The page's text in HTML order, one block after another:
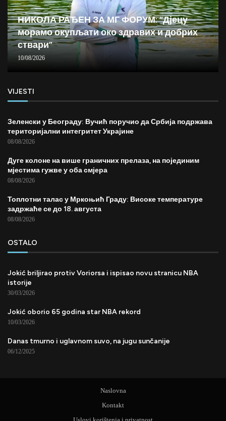
НИКОЛА РАЂЕН ЗА МГ ФОРУМ: “Дјецу
морамо окупљати око здравих и добрих
ствари”
10/08/2026
VIJESTI
Зеленски у Београду: Вучић поручио да Србија подржава
територијални интегритет Украјине
08/08/2026
Дуге колоне на више граничних прелаза, на појединим
мјестима гужве у оба смјера
08/08/2026
Топлотни талас у Мркоњић Граду: Високе температуре
задржаће се до 18. августа
08/08/2026
OSTALO
Jokić briljirao protiv Voriorsa i ispisao novu stranicu NBA
istorije
30/03/2026
Jokić oborio 65 godina star NBA rekord
10/03/2026
Danas tmurno i uglavnom suvo, na jugu sunčanije
06/12/2025
Naslovna
Kontakt